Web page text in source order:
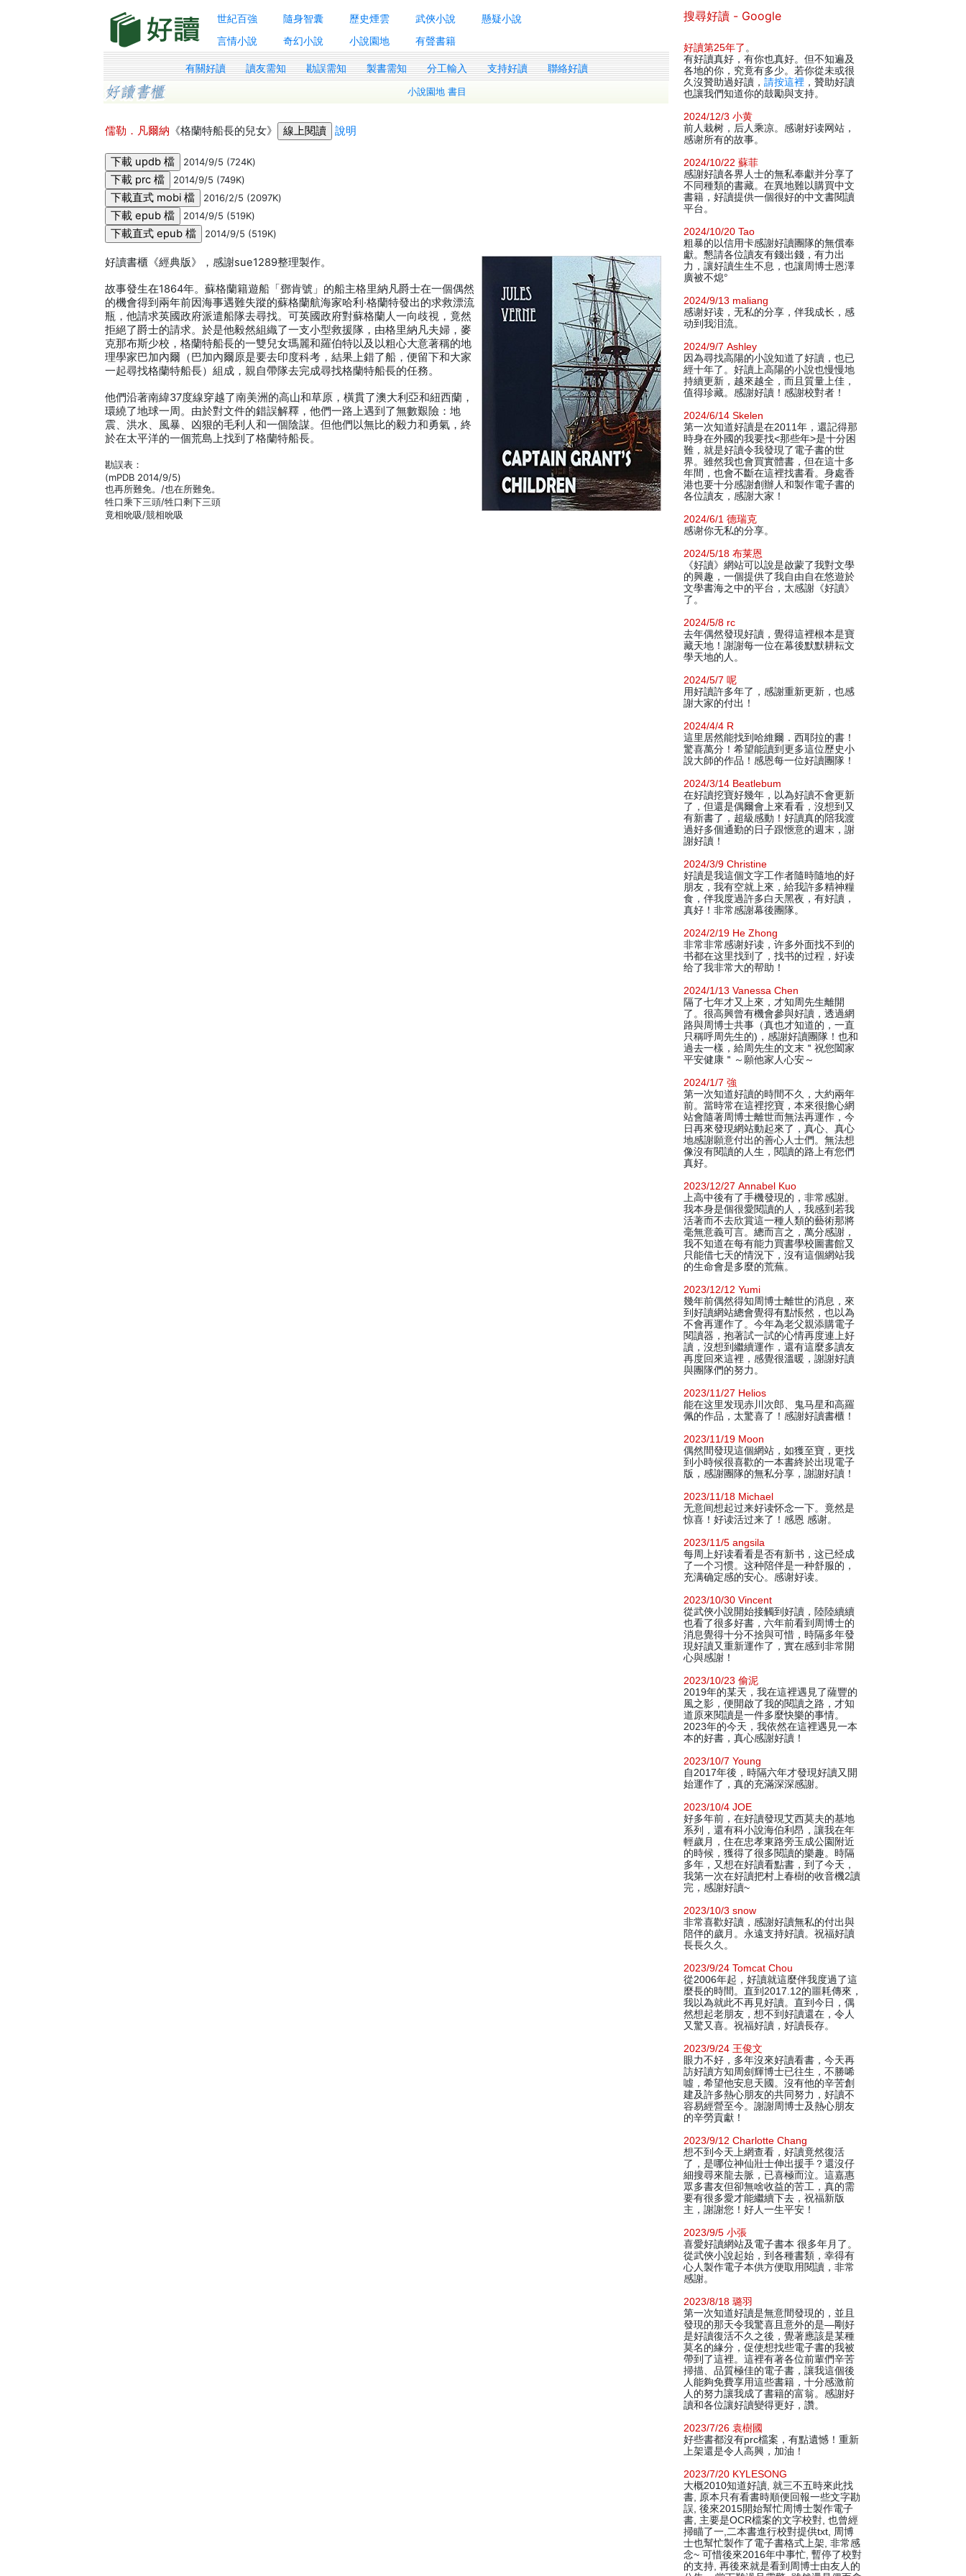
世紀百強 隨身智囊 歷史煙雲 武俠小說
懸疑小說
言情小說
奇幻小說 小說園地 有聲書籍
有關好讀 讀友需知 勘誤需知 製書需知 分工輸入 支持好讀 聯絡好讀
小說園地 書目
儒勒．凡爾納 《格蘭特船長的兒女》 說明
2014/9/5 (724K)
2014/9/5 (749K)
2016/2/5 (2097K)
2014/9/5 (519K)
2014/9/5 (519K)
好讀書櫃《經典版》，感謝sue1289整理製作。
故事發生在1864年。蘇格蘭籍遊船「鄧肯號」的船主格里納凡爵士在一個偶然
的機會得到兩年前因海事遇難失蹤的蘇格蘭航海家哈利·格蘭特發出的求救漂流
瓶，他請求英國政府派遣船隊去尋找。可英國政府對蘇格蘭人一向歧視，竟然
拒絕了爵士的請求。於是他毅然組織了一支小型救援隊，由格里納凡夫婦，麥
克那布斯少校，格蘭特船長的一雙兒女瑪麗和羅伯特以及以粗心大意著稱的地
理學家巴加內爾（巴加內爾原是要去印度科考，結果上錯了船，便留下和大家
一起尋找格蘭特船長）組成，親自帶隊去完成尋找格蘭特船長的任務。
他們沿著南緯37度線穿越了南美洲的高山和草原，橫貫了澳大利亞和紐西蘭，
環繞了地球一周。由於對文件的錯誤解釋，他們一路上遇到了無數艱險：地
震、洪水、風暴、凶狠的毛利人和一個陰謀。但他們以無比的毅力和勇氣，終
於在太平洋的一個荒島上找到了格蘭特船長。
勘誤表：
(mPDB 2014/9/5)
也再所難免。/也在所難免。
牲口乘下三頭/牲口剩下三頭
竟相吮吸/競相吮吸
搜尋好讀 - Google
好讀第25年了 。
有好讀真好，有你也真好。但不知遍及
各地的你，究竟有多少。若你從未或很
久沒贊助過好讀， 請按這裡 ，贊助好讀
也讓我們知道你的鼓勵與支持。
2024/12/3 小黄
前人栽树，后人乘凉。感谢好读网站，
感谢所有的故事。
2024/10/22 蘇菲
感謝好讀各界人士的無私奉獻并分享了
不同種類的書藏。在異地難以購買中文
書籍，好讀提供一個很好的中文書閱讀
平台。
2024/10/20 Tao
粗暴的以信用卡感謝好讀團隊的無償奉
獻。懇請各位讀友有錢出錢，有力出
力，讓好讀生生不息，也讓周博士恩澤
廣被不熄°
2024/9/13 maliang
感谢好读，无私的分享，伴我成长，感
动到我泪流。
2024/9/7 Ashley
因為尋找高陽的小說知道了好讀，也已
經十年了。好讀上高陽的小說也慢慢地
持續更新，越來越全，而且質量上佳，
值得珍藏。感謝好讀！感謝校對者！
2024/6/14 Skelen
第一次知道好讀是在2011年，還記得那
時身在外國的我要找<那些年>是十分困
難，就是好讀令我發現了電子書的世
界。雖然我也會買實體書，但在這十多
年間，也會不斷在這裡找書看。身處香
港也要十分感謝創辦人和製作電子書的
各位讀友，感謝大家！
2024/6/1 德瑞克
感谢你无私的分享。
2024/5/18 布莱恩
《好讀》網站可以說是啟蒙了我對文學
的興趣，一個提供了我自由自在悠遊於
文學書海之中的平台，太感謝《好讀》
了。
2024/5/8 rc
去年偶然發現好讀，覺得這裡根本是寶
藏天地！謝謝每一位在幕後默默耕耘文
學天地的人。
2024/5/7 呢
用好讀許多年了，感謝重新更新，也感
謝大家的付出！
2024/4/4 R
這里居然能找到哈維爾．西耶拉的書！
驚喜萬分！希望能讀到更多這位歷史小
說大師的作品！感恩每一位好讀團隊！
2024/3/14 Beatlebum
在好讀挖寶好幾年，以為好讀不會更新
了，但還是偶爾會上來看看，沒想到又
有新書了，超級感動！好讀真的陪我渡
過好多個通勤的日子跟愜意的週末，謝
謝好讀！
2024/3/9 Christine
好讀是我這個文字工作者隨時隨地的好
朋友，我有空就上來，給我許多精神糧
食，伴我度過許多白天黑夜，有好讀，
真好！非常感謝幕後團隊。
2024/2/19 He Zhong
非常非常感谢好读，许多外面找不到的
书都在这里找到了，找书的过程，好读
给了我非常大的帮助！
2024/1/13 Vanessa Chen
隔了七年才又上來，才知周先生離開
了。很高興曾有機會參與好讀，透過網
路與周博士共事（真也才知道的，一直
只稱呼周先生的)，感謝好讀團隊！也和
過去一樣，給周先生的文末＂祝您闔家
平安健康＂～願他家人心安～
2024/1/7 強
第一次知道好讀的時間不久，大約兩年
前。當時常在這裡挖寶，本來很擔心網
站會隨著周博士離世而無法再運作，今
日再來發現網站動起來了，真心、真心
地感謝願意付出的善心人士們。無法想
像沒有閱讀的人生，閱讀的路上有您們
真好。
2023/12/27 Annabel Kuo
上高中後有了手機發現的，非常感謝。
我本身是個很愛閱讀的人，我感到若我
活著而不去欣賞這一種人類的藝術那將
毫無意義可言。總而言之，萬分感謝，
我不知道在每有能力買書學校圖書館又
只能借七天的情況下，沒有這個網站我
的生命會是多麼的荒蕪。
2023/12/12 Yumi
幾年前偶然得知周博士離世的消息，來
到好讀網站總會覺得有點悵然，也以為
不會再運作了。今年為老父親添購電子
閱讀器，抱著試一試的心情再度連上好
讀，沒想到繼續運作，還有這麼多讀友
再度回來這裡，感覺很溫暖，謝謝好讀
與團隊們的努力。
2023/11/27 Helios
能在这里发现赤川次郎、鬼马星和高羅
佩的作品，太驚喜了！感謝好讀書櫃！
2023/11/19 Moon
偶然間發現這個網站，如獲至寶，更找
到小時候很喜歡的一本書終於出現電子
版，感謝團隊的無私分享，謝謝好讀！
2023/11/18 Michael
无意间想起过来好读怀念一下。竟然是
惊喜！好读活过来了！感恩 感谢。
2023/11/5 angsila
每周上好读看看是否有新书，这已经成
了一个习惯。这种陪伴是一种舒服的，
充满确定感的安心。感谢好读。
2023/10/30 Vincent
從武俠小說開始接觸到好讀，陸陸續續
也看了很多好書，六年前看到周博士的
消息覺得十分不捨與可惜，時隔多年發
現好讀又重新運作了，實在感到非常開
心與感謝！
2023/10/23 偷泥
2019年的某天，我在這裡遇見了薩豐的
風之影，便開啟了我的閱讀之路，才知
道原來閱讀是一件多麼快樂的事情。
2023年的今天，我依然在這裡遇見一本
本的好書，真心感謝好讀！
2023/10/7 Young
自2017年後，時隔六年才發現好讀又開
始運作了，真的充滿深深感謝。
2023/10/4 JOE
好多年前，在好讀發現艾西莫夫的基地
系列，還有科小說海伯利昂，讓我在年
輕歲月，住在忠孝東路旁玉成公園附近
的時候，獲得了很多閱讀的樂趣。時隔
多年，又想在好讀看點書，到了今天，
我第一次在好讀把村上春樹的收音機2讀
完，感謝好讀~
2023/10/3 snow
非常喜歡好讀，感謝好讀無私的付出與
陪伴的歲月。永遠支持好讀。祝福好讀
長長久久。
2023/9/24 Tomcat Chou
從2006年起，好讀就這麼伴我度過了這
麼長的時間。直到2017.12的噩耗傳來，
我以為就此不再見好讀。直到今日，偶
然想起老朋友，想不到好讀還在，令人
又驚又喜。祝福好讀，好讀長存。
2023/9/24 王俊文
眼力不好，多年沒來好讀看書，今天再
訪好讀方知周劍輝博士已往生，不勝唏
噓，希望他安息天國。沒有他的辛苦創
建及許多熱心朋友的共同努力，好讀不
容易經營至今。謝謝周博士及熱心朋友
的辛勞貢獻！
2023/9/12 Charlotte Chang
想不到今天上網查看，好讀竟然復活
了，是哪位神仙壯士伸出援手？還沒仔
細搜尋來龍去脈，已喜極而泣。這嘉惠
眾多書友但卻無啥收益的苦工，真的需
要有很多愛才能繼續下去，祝福新版
主，謝謝您！好人一生平安！
2023/9/5 小張
喜愛好讀網站及電子書本 很多年月了。
從武俠小說起始，到各種書類，幸得有
心人製作電子本供方便取用閱讀，非常
感謝。
2023/8/18 璐羽
第一次知道好讀是無意間發現的，並且
發現的那天令我驚喜且意外的是—剛好
是好讀復活不久之後，覺著應該是某種
莫名的緣分，促使想找些電子書的我被
帶到了這裡。這裡有著各位前輩們辛苦
掃描、品質極佳的電子書，讓我這個後
人能夠免費享用這些書籍，十分感激前
人的努力讓我成了書籍的富翁。感謝好
讀和各位讓好讀變得更好，讚。
2023/7/26 袁樹國
好些書都沒有prc檔案，有點遺憾！重新
上架還是令人高興，加油！
2023/7/20 KYLESONG
大概2010知道好讀, 就三不五時來此找
書, 原本只有看書時順便回報一些文字勘
誤, 後來2015開始幫忙周博士製作電子
書, 主要是OCR檔案的文字校對, 也曾經
掃瞄了一,二本書進行校對提供txt, 周博
士也幫忙製作了電子書格式上架, 非常感
念~ 可惜後來2016年中事忙, 暫停了校對
的支持, 再後來就是看到周博士由友人的